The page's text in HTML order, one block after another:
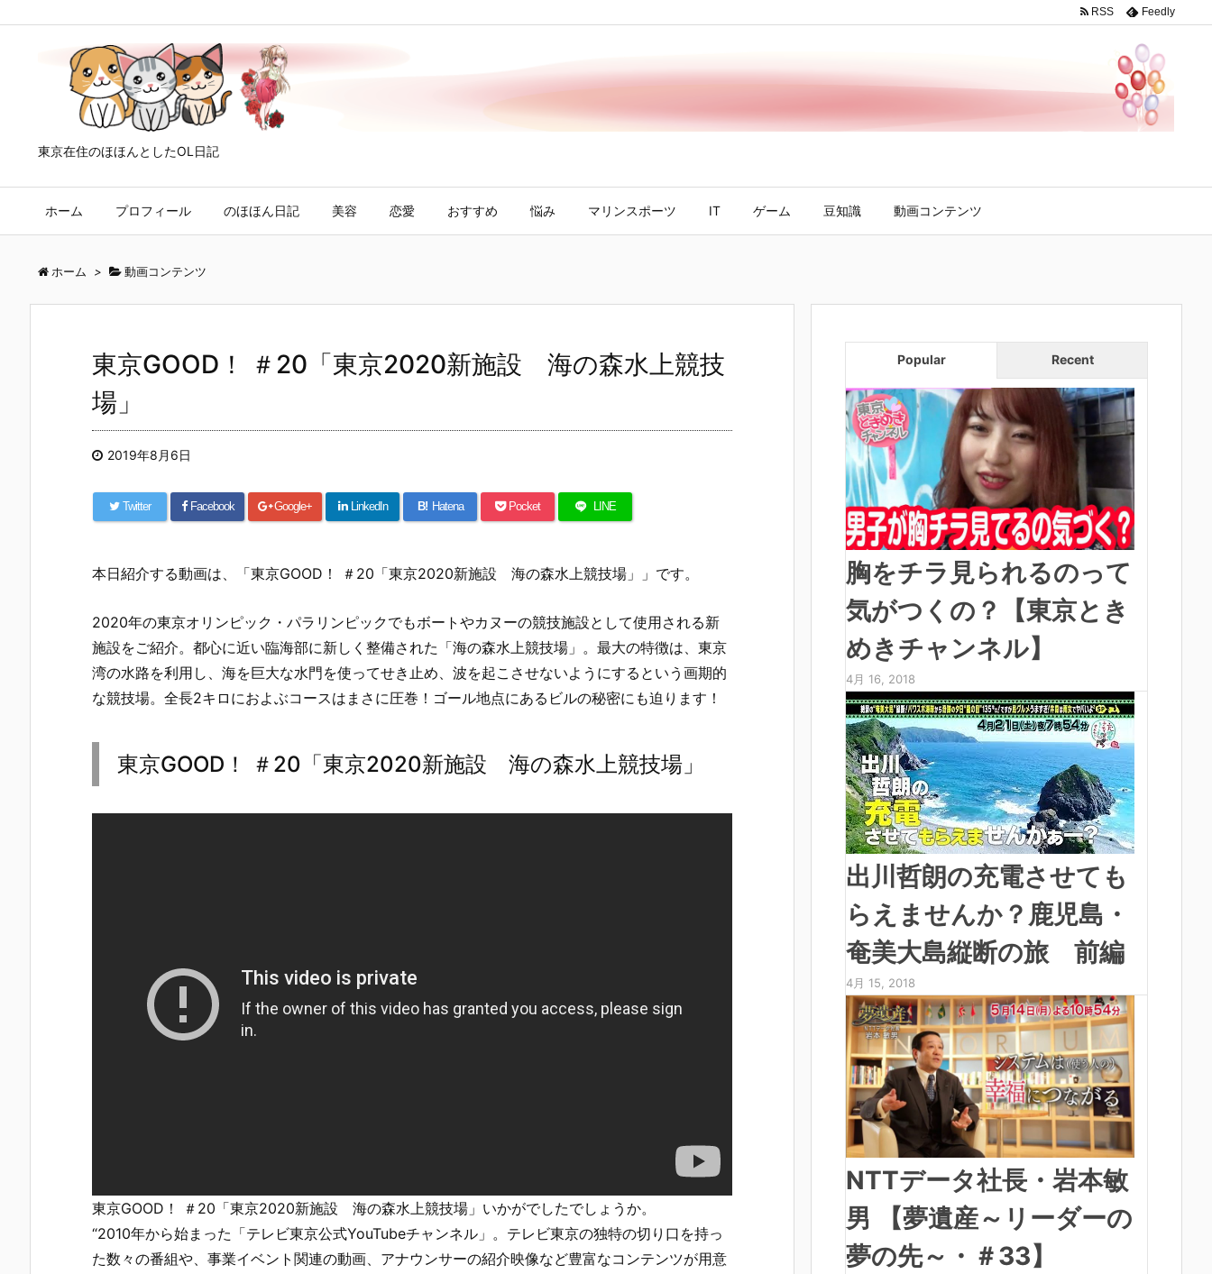
東京在住のほほんとしたOL日記
ホーム プロフィール のほほん日記 美容 恋愛 おすすめ 悩み マリンスポーツ IT ゲーム 豆知識 動画コンテンツ
RSS Feedly
ホーム > 動画コンテンツ
東京GOOD！ ＃20「東京2020新施設 海の森水上競技
場」
2019年8月6日
Twitter Facebook Google+ LinkedIn B! Hatena Pocket LINE
本日紹介する動画は、「東京GOOD！ ＃20「東京2020新施設 海の森水上競技場」」です。
2020年の東京オリンピック・パラリンピックでもボートやカヌーの競技施設として使用される新
施設をご紹介。都心に近い臨海部に新しく整備された「海の森水上競技場」。最大の特徴は、東京
湾の水路を利用し、海を巨大な水門を使ってせき止め、波を起こさせないようにするという画期的
な競技場。全長2キロにおよぶコースはまさに圧巻！ゴール地点にあるビルの秘密にも迫ります！
東京GOOD！ ＃20「東京2020新施設 海の森水上競技場」
東京GOOD！ ＃20「東京2020新施設 海の森水上競技場」いかがでしたでしょうか。
“2010年から始まった「テレビ東京公式YouTubeチャンネル」。テレビ東京の独特の切り口を持っ
た数々の番組や、事業イベント関連の動画、アナウンサーの紹介映像など豊富なコンテンツが用意
Popular Recent
胸をチラ見られるのって
気がつくの？【東京とき
めきチャンネル】
4月 16, 2018
出川哲朗の充電させても
らえませんか？鹿児島・
奄美大島縦断の旅 前編
4月 15, 2018
NTTデータ社長・岩本敏
男 【夢遺産～リーダーの
夢の先～・＃33】